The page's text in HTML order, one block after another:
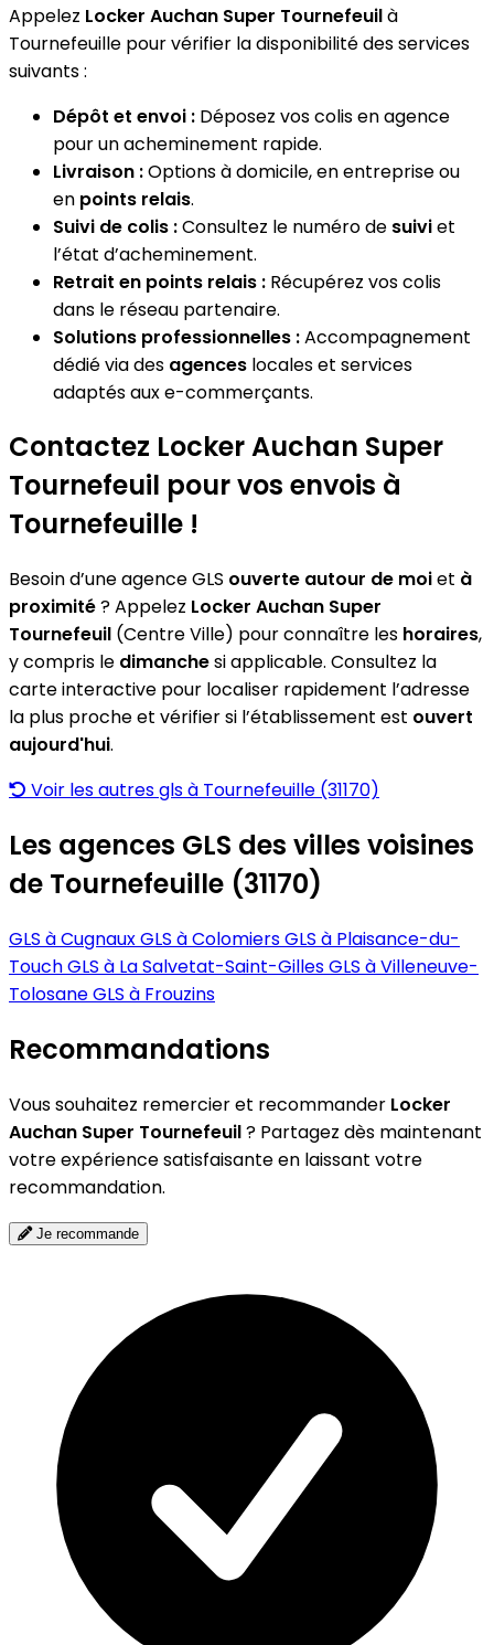
Appelez Locker Auchan Super Tournefeuilà
Tournefeuille pour vérifier la disponibilité des services
suivants :
Dépôt et envoi : Déposez vos colis en agence
pour un acheminement rapide.
Livraison :Options à domicile, en entreprise ou
en points relais.
Suivi de colis :Consultez le numéro de suiviet
l’état d’acheminement.
Retrait en points relais : Récupérez vos colis
dans le réseau partenaire.
Solutions professionnelles :Accompagnement
dédié via des agences locales et services
adaptés aux e-commerçants.
Contactez Locker Auchan Super
Tournefeuil pour vos envois à
Tournefeuille !
Besoin d’une agence GLS ouverte autour de moiet à
proximité? Appelez Locker Auchan Super
Tournefeuil (Centre Ville) pour connaître les horaires,
y compris le dimanchesi applicable. Consultez la
carte interactive pour localiser rapidement l’adresse
la plus proche et vérifier si l’établissement est ouvert
aujourd'hui.
Voir les autres gls à Tournefeuille (31170)
Les agences GLS des villes voisines
de Tournefeuille (31170)
GLS à CugnauxGLS à ColomiersGLS à Plaisance-du-
TouchGLS à La Salvetat-Saint-GillesGLS à Villeneuve-
TolosaneGLS à Frouzins
Recommandations
Vous souhaitez remercier et recommander Locker
Auchan Super Tournefeuil? Partagez dès maintenant
votre expérience satisfaisante en laissant votre
recommandation.
Je recommande